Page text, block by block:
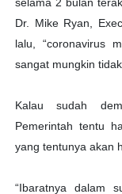
Dr. Mike Ryan,
lalu, “coronavirus
sangat mungkin
Kalau sudah
Pemerintah tentu
yang tentunya akan
“Ibaratnya dalam